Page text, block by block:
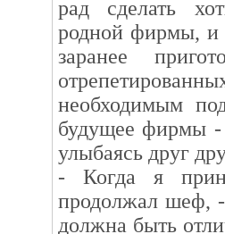
рад сделать
родной фирмы, и
заранее
необходимым
будущее фирмы
улыбаясь друг
- Когда я
продолжал шеф,
должна быть